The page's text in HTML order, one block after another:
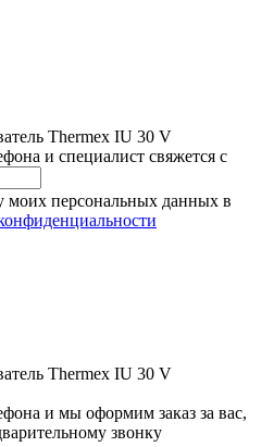
Thermex IU 30 V
и специалист свяжется с
моих персональных данных в
Thermex IU 30 V
и мы оформим заказ за вас,
звонку